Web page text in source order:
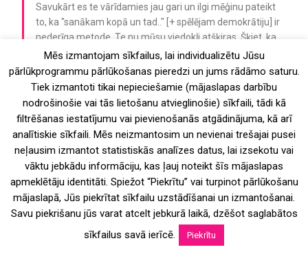
Savukārt es te vārīdamies jau gari un ilgi mēģinu pateikt
to, ka "sanākam kopā un tad.." [+ spēlējam demokrātiju] ir
nederīga metode. Te nu mūsu viedokļi atšķiras. Šķiet, ka
varu atļauties paust nepopulāri "austrumnieciskus"
uzskatus balstoties uz praktisku pieredzi. Tu strīdies
pretim. Es piedāvāju pārbaudīt pašam un piekoriģēt
jauneklīgi radikālos uzskatus. Nerausties.
0 0 Atbildēt
A4D Autors
Atbildēt uzA4D 08.02.2010 18:17
Komon, biš sāk sēdēt aknās, Tavs stūrgalvīgais "pīļu dīķa
reālija". 1. Kā Tu zini kā strādā R.Eiropā? Tu ko ar svecīti
stāvēji klāt, iniciētais starptautiskā iluminātu
konglomerāta biedrs, ja nē nāksies uzklausīt oficiālo
Mēs izmantojam sīkfailus, lai individualizētu Jūsu
pārlūkprogrammu pārlūkošanas pieredzi un jums rādāmo saturu.
Tiek izmantoti tikai nepieciešamie (mājaslapas darbību
nodrošinošie vai tās lietošanu atvieglinošie) sīkfaili, tādi kā
filtrēšanas iestatījumu vai pievienošanās atgādinājuma, kā arī
analītiskie sīkfaili. Mēs neizmantosim un nevienai trešajai pusei
neļausim izmantot statistiskās analīzes datus, lai izsekotu vai
vāktu jebkādu informāciju, kas ļauj noteikt šīs mājaslapas
apmeklētāju identitāti. Spiežot “Piekrītu” vai turpinot pārlūkošanu
mājaslapā, Jūs piekrītat sīkfailu uzstādīšanai un izmantošanai.
Savu piekrišanu jūs varat atcelt jebkurā laikā, dzēšot saglabātos
sīkfailus savā ierīcē.
Piekrītu
245